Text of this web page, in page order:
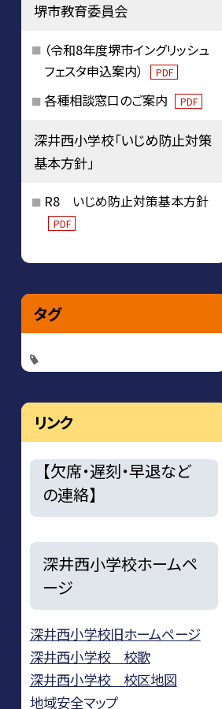
堺市教育委員会
（令和8年度堺市イングリッシュ
フェスタ申込案内）
PDF
各種相談窓口のご案内 PDF
深井西小学校「いじめ防止対策
基本方針」
R8 いじめ防止対策基本方針
PDF
タグ
リンク
【欠席・遅刻・早退など
の連絡】
深井西小学校ホームペ
ージ
深井西小学校旧ホームページ
深井西小学校 校歌
深井西小学校 校区地図
地域安全マップ